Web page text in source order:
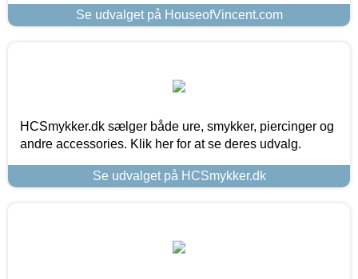
Se udvalget på HouseofVincent.com
HCSmykker.dk sælger både ure, smykker, piercinger og
andre accessories. Klik her for at se deres udvalg.
Se udvalget på HCSmykker.dk